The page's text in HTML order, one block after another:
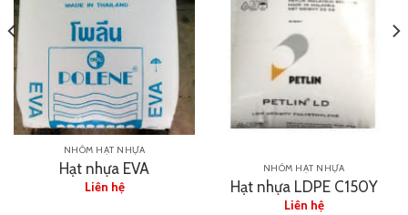
NHÓM HẠT NHỰA
Hạt nhựa EVA
Liên hệ
NHÓM HẠT NHỰA
Hạt nhựa LDPE C150Y
Liên hệ